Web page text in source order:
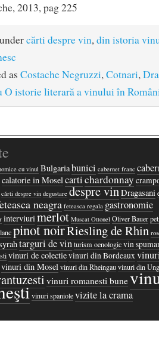
2013, pag 225
cărti despre vin,din istoria
as Costache Negruzzi,Cotnari,
O istorie literară a vinului în
cu vinul Bulgariabunici cabernet franc
calatorie in Moselcartichardonnay
cărti despre vin degustare despre vinDragasani
neagra feteasca regala gastronomie
interviurimerlot Muscat Ottonel Oliver Bauer
pinot noirRiesling de Rhin
targuri de vinturism oenologicvin
vinuri de colectievinuri din Bordeaux
vinuri din Moselvinuri din Rheingauvinuri din
vinuri romanesti bune
vinuri spaniolevizite la crama